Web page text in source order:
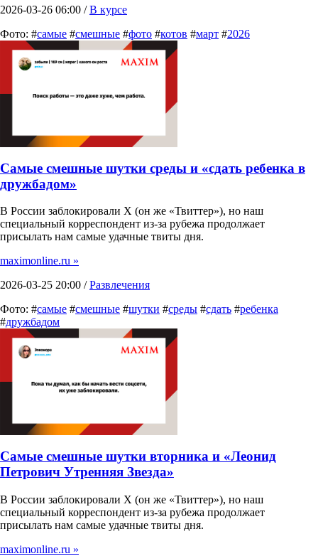
2026-03-26 06:00 /В курсе
Фото: #самые #смешные #фото #котов #март #2026
Самые смешные шутки среды и «сдать ребенка в
дружбадом»
В России заблокировали X (он же «Твиттер»), но наш
специальный корреспондент из-за рубежа продолжает
присылать нам самые удачные твиты дня.
maximonline.ru »
2026-03-25 20:00 /Развлечения
Фото: #самые #смешные #шутки #среды #сдать #ребенка
#дружбадом
Самые смешные шутки вторника и «Леонид
Петрович Утренняя Звезда»
В России заблокировали X (он же «Твиттер»), но наш
специальный корреспондент из-за рубежа продолжает
присылать нам самые удачные твиты дня.
maximonline.ru »